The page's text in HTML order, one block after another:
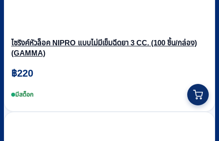
ไซริงค์หัวล็อค NIPRO แบบไม่มีเข็มฉีดยา 3 CC. (100 ชิ้น/กล่อง)
(GAMMA)
฿220
มีสต็อก